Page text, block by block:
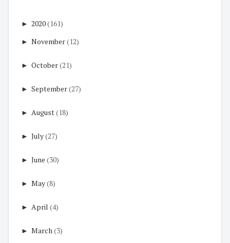
► 2020(161)
► November(12)
► October(21)
► September(27)
► August(18)
► July(27)
► June (30)
► May(8)
► April (4)
► March(3)